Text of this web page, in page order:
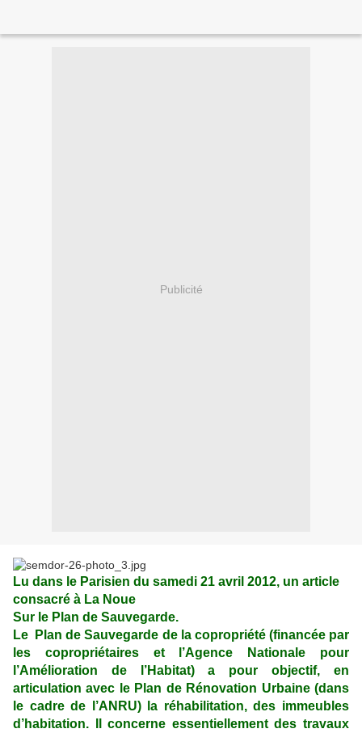
Publicité
Lu dans le Parisien du samedi 21 avril 2012, un article
consacré à La Noue
Sur le Plan de Sauvegarde.
Le Plan de Sauvegarde de la copropriété (financée par
les copropriétaires et l’Agence Nationale pour
l’Amélioration de l’Habitat) a pour objectif, en
articulation avec le Plan de Rénovation Urbaine (dans
le cadre de l’ANRU) la réhabilitation, des immeubles
d’habitation. Il concerne essentiellement des travaux